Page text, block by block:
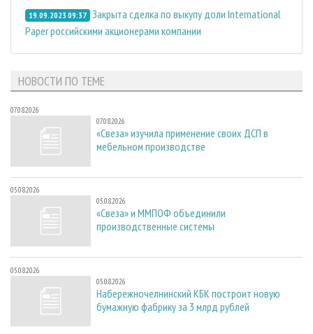
19.09.2023 09:37 Закрыта сделка по выкупу доли International
Paper российскими акционерами компании
НОВОСТИ ПО ТЕМЕ
07.08.2026
07.08.2026
«Свеза» изучила применение своих ДСП в
мебельном производстве
05.08.2026
05.08.2026
«Свеза» и ММПОФ объединили
производственные системы
05.08.2026
05.08.2026
Набережночелнинский КБК построит новую
бумажную фабрику за 3 млрд рублей